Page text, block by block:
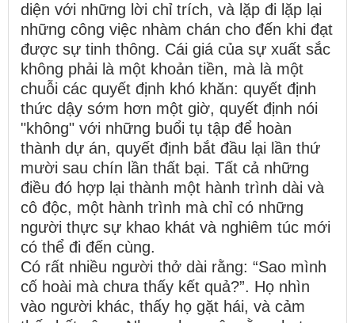
diện với những lời chỉ trích, và lặp đi lặp lại
những công việc nhàm chán cho đến khi đạt
được sự tinh thông. Cái giá của sự xuất sắc
không phải là một khoản tiền, mà là một
chuỗi các quyết định khó khăn: quyết định
thức dậy sớm hơn một giờ, quyết định nói
"không" với những buổi tụ tập để hoàn
thành dự án, quyết định bắt đầu lại lần thứ
mười sau chín lần thất bại. Tất cả những
điều đó hợp lại thành một hành trình dài và
cô độc, một hành trình mà chỉ có những
người thực sự khao khát và nghiêm túc mới
có thể đi đến cùng.
Có rất nhiều người thở dài rằng: “Sao mình
cố hoài mà chưa thấy kết quả?”. Họ nhìn
vào người khác, thấy họ gặt hái, và cảm